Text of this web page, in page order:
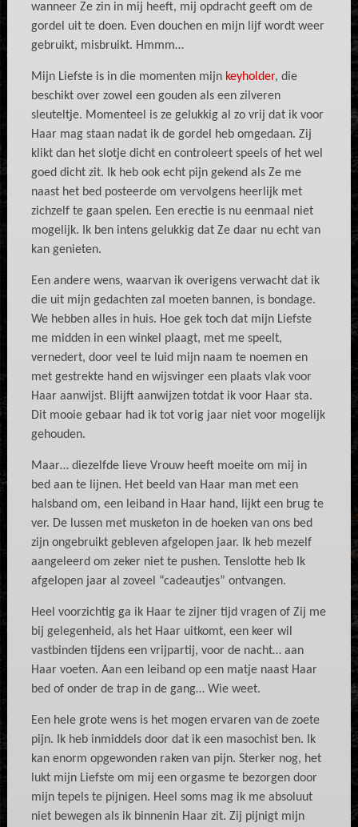
wanneer Ze zin in mij heeft, mij opdracht geeft om de
gordel uit te doen. Even douchen en mijn lijf wordt weer
gebruikt, misbruikt. Hmmm…
Mijn Liefste is in die momenten mijn keyholder, die
beschikt over zowel een gouden als een zilveren
sleuteltje. Momenteel is ze gelukkig al zo vrij dat ik voor
Haar mag staan nadat ik de gordel heb omgedaan. Zij
klikt dan het slotje dicht en controleert speels of het wel
goed dicht zit. Ik heb ook echt pijn gekend als Ze me
naast het bed posteerde om vervolgens heerlijk met
zichzelf te gaan spelen. Een erectie is nu eenmaal niet
mogelijk. Ik ben intens gelukkig dat Ze daar nu echt van
kan genieten.
Een andere wens, waarvan ik overigens verwacht dat ik
die uit mijn gedachten zal moeten bannen, is bondage.
We hebben alles in huis. Hoe gek toch dat mijn Liefste
me midden in een winkel plaagt, met me speelt,
vernedert, door veel te luid mijn naam te noemen en
met gestrekte hand en wijsvinger een plaats vlak voor
Haar aanwijst. Blijft aanwijzen totdat ik voor Haar sta.
Dit mooie gebaar had ik tot vorig jaar niet voor mogelijk
gehouden.
Maar… diezelfde lieve Vrouw heeft moeite om mij in
bed aan te lijnen. Het beeld van Haar man met een
halsband om, een leiband in Haar hand, lijkt een brug te
ver. De lussen met musketon in de hoeken van ons bed
zijn ongebruikt gebleven afgelopen jaar. Ik heb mezelf
aangeleerd om zeker niet te pushen. Tenslotte heb Ik
afgelopen jaar al zoveel “cadeautjes” ontvangen.
Heel voorzichtig ga ik Haar te zijner tijd vragen of Zij me
bij gelegenheid, als het Haar uitkomt, een keer wil
vastbinden tijdens een vrijpartij, voor de nacht… aan
Haar voeten. Aan een leiband op een matje naast Haar
bed of onder de trap in de gang… Wie weet.
Een hele grote wens is het mogen ervaren van de zoete
pijn. Ik heb inmiddels door dat ik een masochist ben. Ik
kan enorm opgewonden raken van pijn. Sterker nog, het
lukt mijn Liefste om mij een orgasme te bezorgen door
mijn tepels te pijnigen. Heel soms mag ik me absoluut
niet bewegen als ik binnenin Haar zit. Zij pijnigt mijn